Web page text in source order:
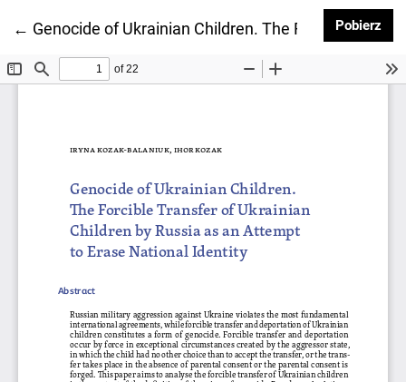
← Wróć do szczegółów artykułu
Genocide of Ukrainian Children. The ForciblePobierz